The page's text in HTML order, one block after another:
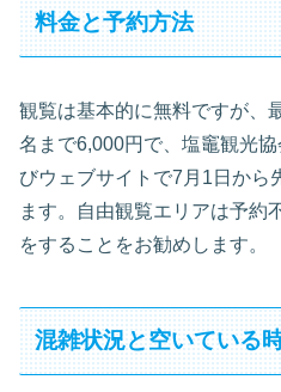
料金と予約方法
観覧は基本的に無料ですが、
名まで6,000円で、塩竈観光
びウェブサイトで7月1日から
ます。自由観覧エリアは予約
をすることをお勧めします。
混雑状況と空いている